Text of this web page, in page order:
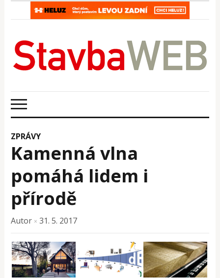
ZPRÁVY
Kamenná vlna
pomáhá lidem i
přírodě
Autor × 31. 5. 2017